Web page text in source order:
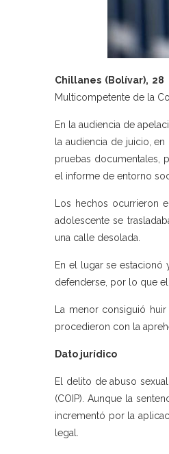
Chillanes (Bolívar),
Multicompetente de la
En la audiencia de
la audiencia de juicio,
pruebas documentales,
el informe de entorno
Los hechos ocurrieron
adolescente se
una calle desolada.
En el lugar se estacionó
defenderse, por lo que
La menor consiguió
procedieron con la
Dato jurídico
El delito de abuso
(COIP). Aunque la
incrementó por la
legal.